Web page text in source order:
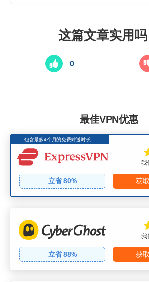
这篇文章实用吗
0
最佳VPN优惠
包含最多4个月的免费赠送时长！
我
立省 80% 获
我
立省 88% 获